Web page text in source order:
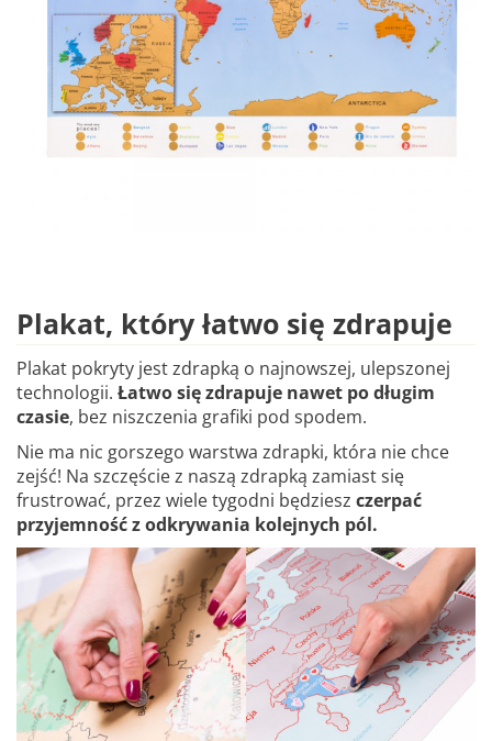
Plakat, który łatwo się zdrapuje
Plakat pokryty jest zdrapką o najnowszej, ulepszonej
technologii. Łatwo się zdrapuje nawet po długim
czasie, bez niszczenia grafiki pod spodem.
Nie ma nic gorszego warstwa zdrapki, która nie chce
zejść! Na szczęście z naszą zdrapką zamiast się
frustrować, przez wiele tygodni będziesz czerpać
przyjemność z odkrywania kolejnych pól.